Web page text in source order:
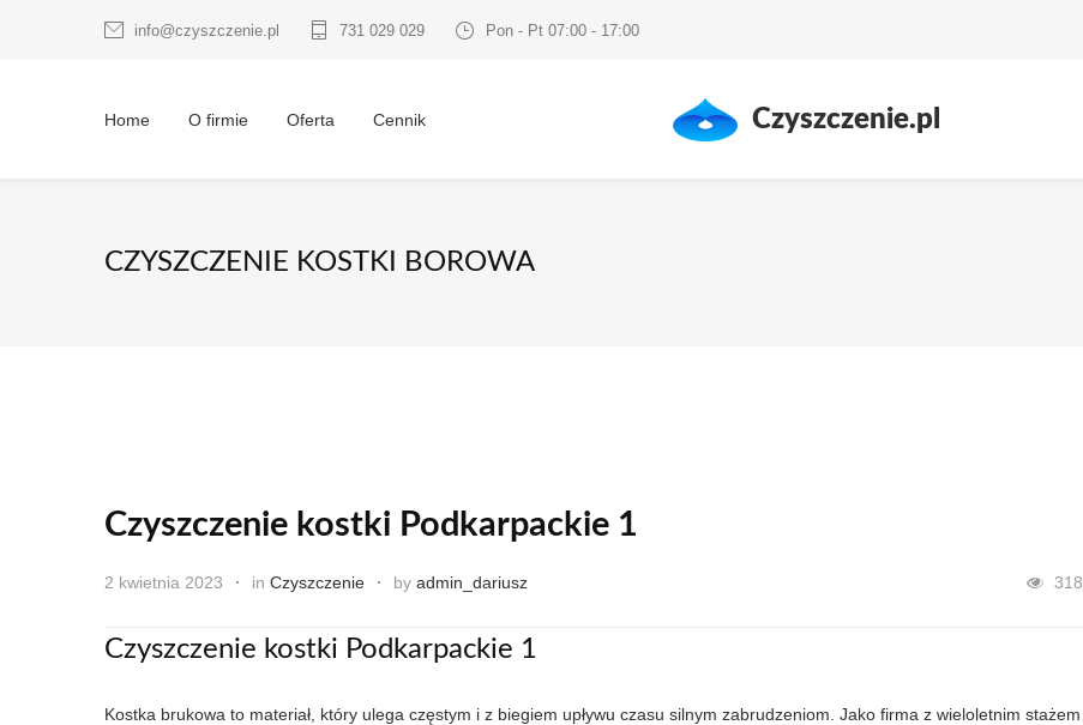
info@czyszczenie.pl 731 029 029 Pon - Pt 07:00 - 17:00
Home O firmie Oferta Cennik Czyszczenie.pl
CZYSZCZENIE KOSTKI BOROWA
Czyszczenie kostki Podkarpackie 1
2 kwietnia 2023 in Czyszczenie by admin_dariusz 318
Czyszczenie kostki Podkarpackie 1
Kostka brukowa to materiał, który ulega częstym i z biegiem upływu czasu silnym zabrudzeniom. Jako firma z wieloletnim stażem